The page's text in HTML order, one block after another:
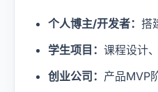
个人博主/开发者： 搭
学生项目： 课程设计
创业公司： 产品MVP